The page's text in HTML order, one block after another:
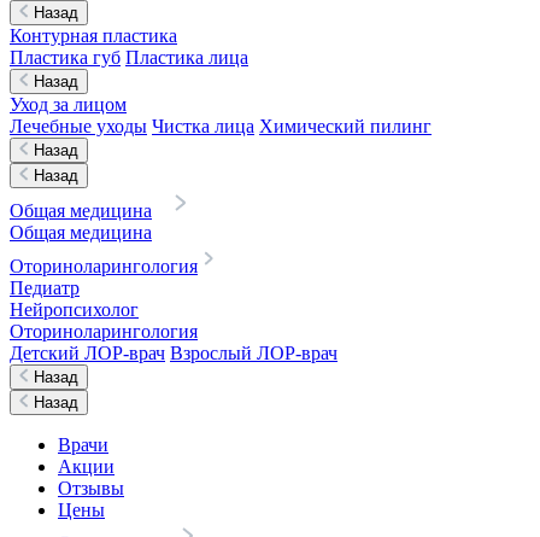
Назад
Контурная пластика
Пластика губ Пластика лица
Назад
Уход за лицом
Лечебные уходы Чистка лица Химический пилинг
Назад
Назад
Общая медицина
Общая медицина
Оториноларингология
Педиатр
Нейропсихолог
Оториноларингология
Детский ЛОР-врач Взрослый ЛОР-врач
Назад
Назад
Врачи
Акции
Отзывы
Цены